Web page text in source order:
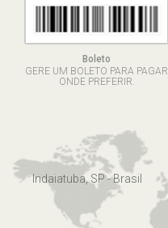
Boleto
GERE UM BOLETO PARA PAGAR
ONDE PREFERIR.
Indaiatuba, SP - Brasil